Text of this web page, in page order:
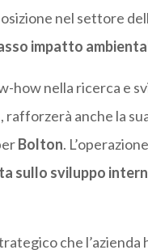
nel settore
impatto
how nella ricerca e
, rafforzerà anche la
Bolton.
sullo sviluppo
che l’azienda